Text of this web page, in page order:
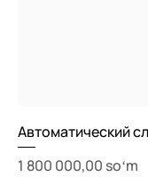
Автоматический
Price
1 800 000,00 soʻm